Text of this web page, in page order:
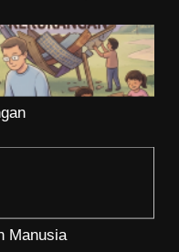
Manusia